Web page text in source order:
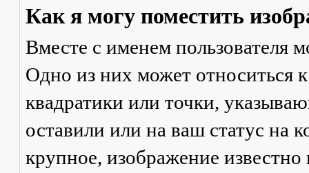
Как я могу поместить
Вместе с именем пользователя
Одно из них может относиться
квадратики или точки,
оставили или на ваш статус на
крупное, изображение